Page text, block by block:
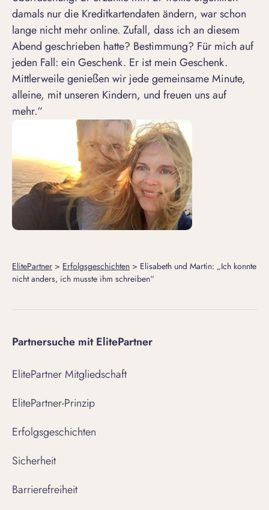
damals nur die Kreditkartendaten ändern, war schon
lange nicht mehr online. Zufall, dass ich an diesem
Abend geschrieben hatte? Bestimmung? Für mich auf
jeden Fall: ein Geschenk. Er ist mein Geschenk.
Mittlerweile genießen wir jede gemeinsame Minute,
alleine, mit unseren Kindern, und freuen uns auf
mehr.“
ElitePartner > Erfolgsgeschichten > Elisabeth und Martin: „Ich konnte
nicht anders, ich musste ihm schreiben“
Partnersuche mit ElitePartner
ElitePartner Mitgliedschaft
ElitePartner-Prinzip
Erfolgsgeschichten
Sicherheit
Barrierefreiheit